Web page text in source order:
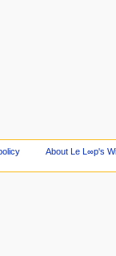
About Le L∞p's